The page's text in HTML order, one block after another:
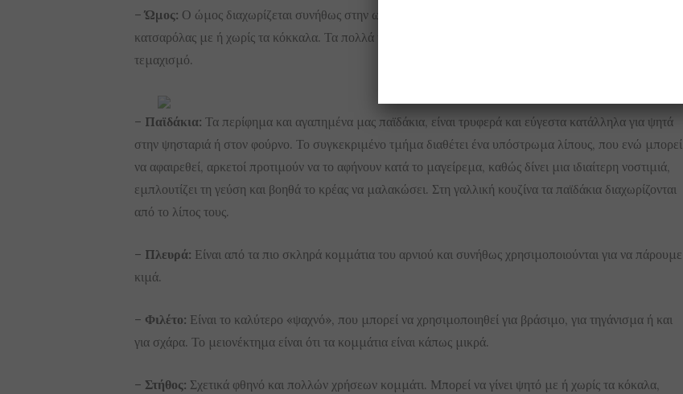
–Ώμος: Ο ώμος διαχωρίζεται συνήθως στην ωμοπλάτη και τη σπάλα. Είναι ιδανικός για βραστό
κατσαρόλας με ή χωρίς τα κόκκαλα. Τα πολλά και χοντρά κόκκαλα όμως, συχνά δυσχεραίνουν τον
τεμαχισμό.
– Παϊδάκια: Τα περίφημα και αγαπημένα μας παϊδάκια, είναι τρυφερά και εύγεστα κατάλληλα για ψητά
στην ψησταριά ή στον φούρνο. Το συγκεκριμένο τμήμα διαθέτει ένα υπόστρωμα λίπους, που ενώ μπορεί
να αφαιρεθεί, αρκετοί προτιμούν να το αφήνουν κατά το μαγείρεμα, καθώς δίνει μια ιδιαίτερη νοστιμιά,
εμπλουτίζει τη γεύση και βοηθά το κρέας να μαλακώσει. Στη γαλλική κουζίνα τα παϊδάκια διαχωρίζονται
από το λίπος τους.
– Πλευρά: Είναι από τα πιο σκληρά κομμάτια του αρνιού και συνήθως χρησιμοποιούνται για να πάρουμε
κιμά.
– Φιλέτο: Είναι το καλύτερο «ψαχνό», που μπορεί να χρησιμοποιηθεί για βράσιμο, για τηγάνισμα ή και
για σχάρα. Το μειονέκτημα είναι ότι τα κομμάτια είναι κάπως μικρά.
– Στήθος: Σχετικά φθηνό και πολλών χρήσεων κομμάτι. Μπορεί να γίνει ψητό με ή χωρίς τα κόκαλα,